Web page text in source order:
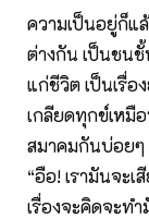
ความเป็นอยู่ก็แ
ต่างกัน เป็นชน
แก่ชีวิต เป็นเรื่อ
เกลียดทุกข์เหมื
สมาคมกันบ่อยๆ
“อือ! เรามันจะ
เรื่องจะคิดจะท